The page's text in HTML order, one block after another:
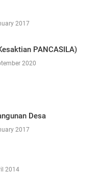
2017
PANCASILA)
2020
Desa
2017
2014